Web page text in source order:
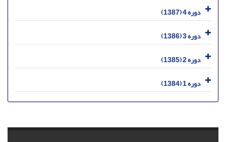
دوره 4 (1387)
دوره 3 (1386)
دوره 2 (1385)
دوره 1 (1384)